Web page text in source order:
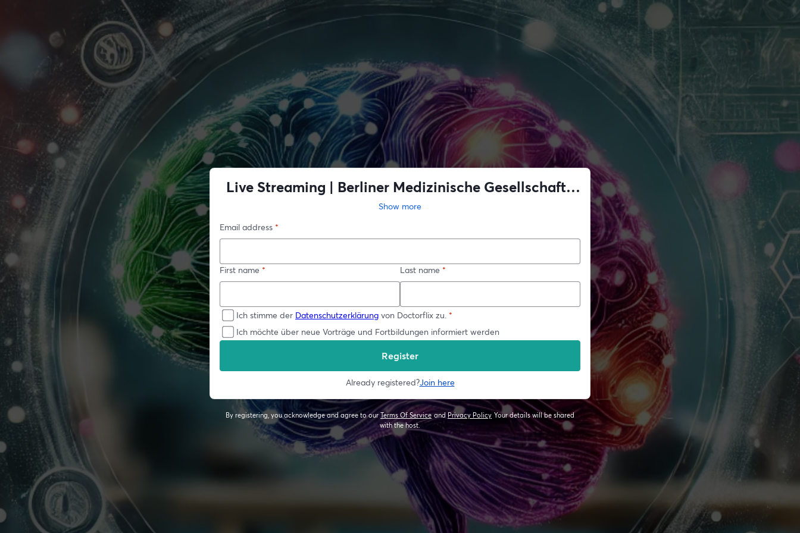
Live Streaming | Berliner Medizinische Gesellschaft |
Multiple Sklerose
Show more
Email address *
First name * Last name *
Ich stimme der Datenschutzerklärung von Doctorflix zu. *
Ich möchte über neue Vorträge und Fortbildungen informiert werden
Register
Already registered?Join here
By registering, you acknowledge and agree to ourTerms Of Service
opens in a new tab
and Privacy Policy
opens in a new tab
Your details will be shared
with the host.